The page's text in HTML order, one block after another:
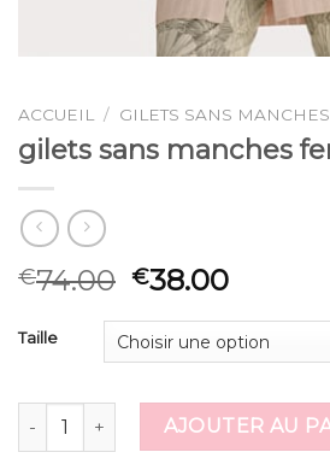
ACCUEIL / GILETS SANS
gilets sans manches
€74.00 €38.00
Taille
quantité de gilets sans manches
AJOUTER AU